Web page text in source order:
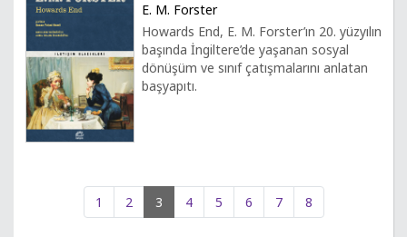
E. M. Forster
Howards End, E. M. Forster’ın 20. yüzyılın
başında İngiltere’de yaşanan sosyal
dönüşüm ve sınıf çatışmalarını anlatan
başyapıtı.
1 2 3 4 5 6 7 8